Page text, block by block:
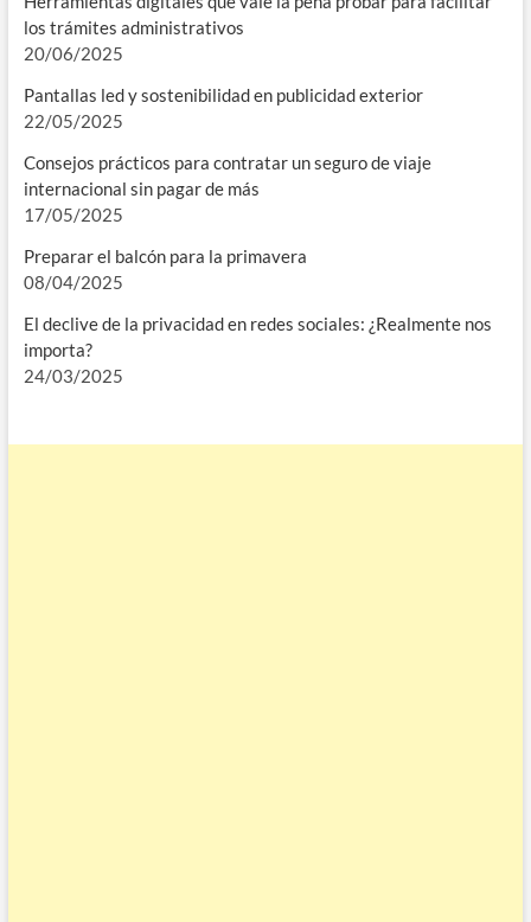
los trámites administrativos
20/06/2025
Pantallas led y sostenibilidad en publicidad exterior
22/05/2025
Consejos prácticos para contratar un seguro de viaje
internacional sin pagar de más
17/05/2025
Preparar el balcón para la primavera
08/04/2025
El declive de la privacidad en redes sociales: ¿Realmente nos
importa?
24/03/2025